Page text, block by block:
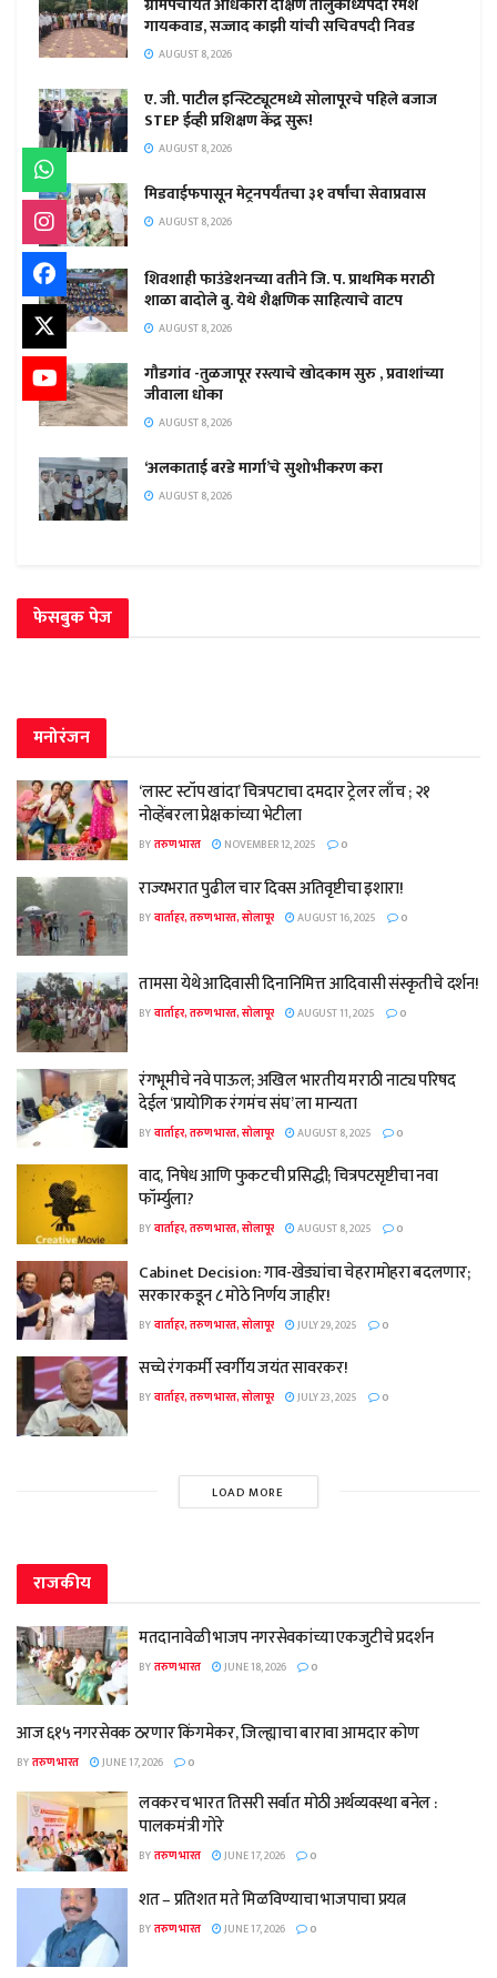
गायकवाड, सज्जाद काझी यांची सचिवपदी निवड
AUGUST 8, 2026
ए. जी. पाटील इन्स्टिट्यूटमध्ये सोलापूरचे पहिले बजाज
STEP ईव्ही प्रशिक्षण केंद्र सुरू!
AUGUST 8, 2026
मिडवाईफपासून मेट्रनपर्यंतचा ३१ वर्षांचा सेवाप्रवास
AUGUST 8, 2026
शिवशाही फाउंडेशनच्या वतीने जि. प. प्राथमिक मराठी
शाळा बादोले बु. येथे शैक्षणिक साहित्याचे वाटप
AUGUST 8, 2026
गौडगांव -तुळजापूर रस्त्याचे खोदकाम सुरु , प्रवाशांच्या
जीवाला धोका
AUGUST 8, 2026
‘अलकाताई बरडे मार्गा’चे सुशोभीकरण करा
AUGUST 8, 2026
फेसबुक पेज
मनोरंजन
‘लास्ट स्टॉप खांदा’ चित्रपटाचा दमदार ट्रेलर लाँच ; २१
नोव्हेंबरला प्रेक्षकांच्या भेटीला
BYतरुण भारत NOVEMBER 12, 2025 0
राज्यभरात पुढील चार दिवस अतिवृष्टीचा इशारा!
BYवार्ताहर, तरुण भारत, सोलापूर AUGUST 16, 2025 0
तामसा येथे आदिवासी दिनानिमित्त आदिवासी संस्कृतीचे दर्शन!
BYवार्ताहर, तरुण भारत, सोलापूर AUGUST 11, 2025 0
रंगभूमीचे नवे पाऊल; अखिल भारतीय मराठी नाट्य परिषद
देईल ‘प्रायोगिक रंगमंच संघ’ ला मान्यता
BYवार्ताहर, तरुण भारत, सोलापूर AUGUST 8, 2025 0
वाद, निषेध आणि फुकटची प्रसिद्धी; चित्रपटसृष्टीचा नवा
फॉर्म्युला?
BYवार्ताहर, तरुण भारत, सोलापूर AUGUST 8, 2025 0
Cabinet Decision: गाव-खेड्यांचा चेहरामोहरा बदलणार;
सरकारकडून ८ मोठे निर्णय जाहीर!
BYवार्ताहर, तरुण भारत, सोलापूर JULY 29, 2025 0
सच्चे रंगकर्मी स्वर्गीय जयंत सावरकर!
BYवार्ताहर, तरुण भारत, सोलापूर JULY 23, 2025 0
LOAD MORE
राजकीय
मतदानावेळी भाजप नगरसेवकांच्या एकजुटीचे प्रदर्शन
BYतरुण भारत JUNE 18, 2026 0
आज ६१५ नगरसेवक ठरणार किंगमेकर, जिल्ह्याचा बारावा आमदार कोण
BYतरुण भारत JUNE 17, 2026 0
लवकरच भारत तिसरी सर्वात मोठी अर्थव्यवस्था बनेल :
पालकमंत्री गोरे
BYतरुण भारत JUNE 17, 2026 0
शत – प्रतिशत मते मिळविण्याचा भाजपाचा प्रयत्न
BYतरुण भारत JUNE 17, 2026 0